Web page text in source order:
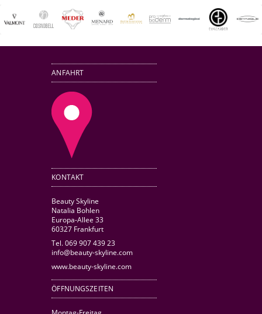
ANFAHRT
KONTAKT
Beauty Skyline
Natalia Bohlen
Europa-Allee 33
60327 Frankfurt
Tel. 069 907 439 23
info@beauty-skyline.com
www.beauty-skyline.com
ÖFFNUNGSZEITEN